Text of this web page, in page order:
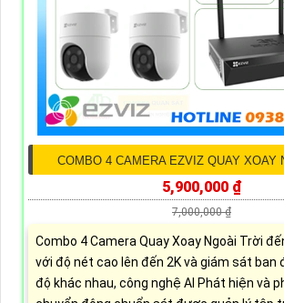
COMBO 4 CAMERA EZVIZ QUAY XOAY
5,900,000 ₫
7,000,000 ₫
Combo 4 Camera Quay Xoay Ngoài Trời
với độ nét cao lên đến 2K và giám sát ban
độ khác nhau, công nghệ AI Phát hiện và